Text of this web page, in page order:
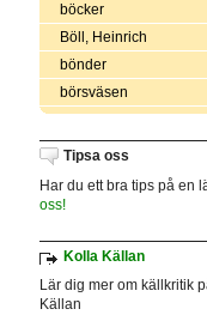
böcker
Böll, Heinrich
bönder
börsväsen
Tipsa oss
Har du ett bra tips på en
oss!
Kolla Källan
Lär dig mer om källkritik
Källan